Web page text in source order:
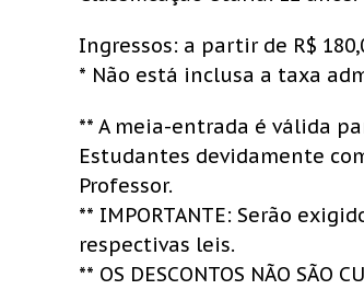
Ingressos: a partir de R$
* Não está inclusa a taxa
** A meia-entrada é válida
Estudantes devidamente
Professor.
** IMPORTANTE: Serão
respectivas leis.
** OS DESCONTOS NÃO SÃO